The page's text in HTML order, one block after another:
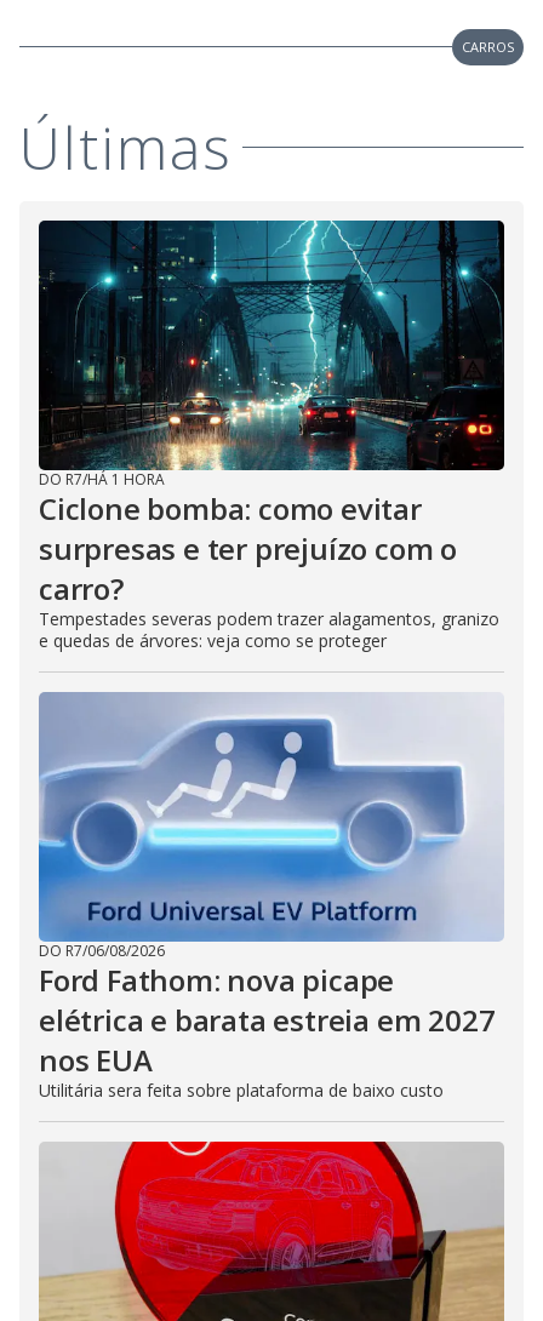
CARROS
Últimas
DO R7/HÁ 1 HORA
Ciclone bomba: como evitar
surpresas e ter prejuízo com o
carro?
Tempestades severas podem trazer alagamentos, granizo
e quedas de árvores: veja como se proteger
DO R7/06/08/2026
Ford Fathom: nova picape
elétrica e barata estreia em 2027
nos EUA
Utilitária sera feita sobre plataforma de baixo custo